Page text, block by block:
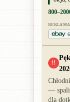
REKLAMA
!!
—
dla